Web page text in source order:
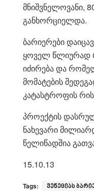
მნიშვნელოვანი,
განხორციელდა.
ბარიერები
ყოველ წლიურად
იძირება და
მომატების
კატასტროფის
პროექტის
ნახევარი
წელიწადშია
15.10.13
Tags: ვენეციას